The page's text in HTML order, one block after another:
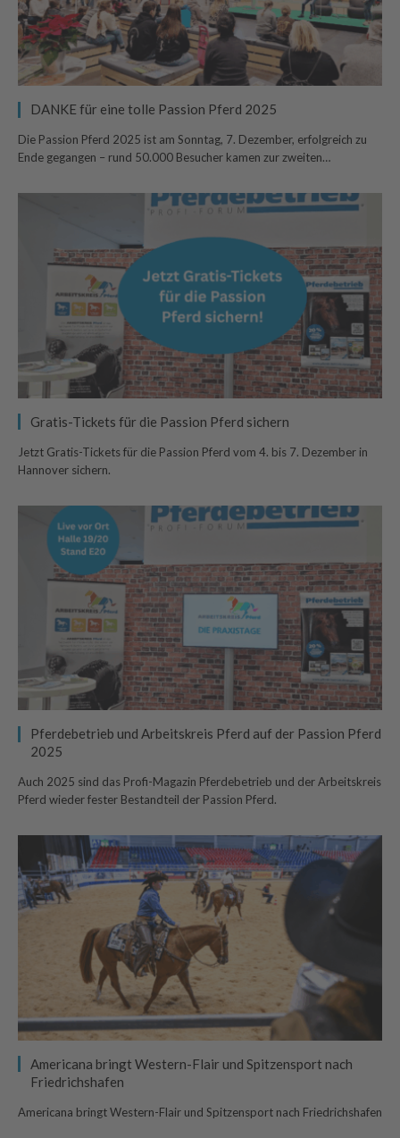
DANKE für eine tolle Passion Pferd 2025
Die Passion Pferd 2025 ist am Sonntag, 7. Dezember, erfolgreich zu
Ende gegangen – rund 50.000 Besucher kamen zur zweiten…
Gratis-Tickets für die Passion Pferd sichern
Jetzt Gratis-Tickets für die Passion Pferd vom 4. bis 7. Dezember in
Hannover sichern.
Pferdebetrieb und Arbeitskreis Pferd auf der Passion Pferd
2025
Auch 2025 sind das Profi-Magazin Pferdebetrieb und der Arbeitskreis
Pferd wieder fester Bestandteil der Passion Pferd.
Americana bringt Western-Flair und Spitzensport nach
Friedrichshafen
Americana bringt Western-Flair und Spitzensport nach Friedrichshafen